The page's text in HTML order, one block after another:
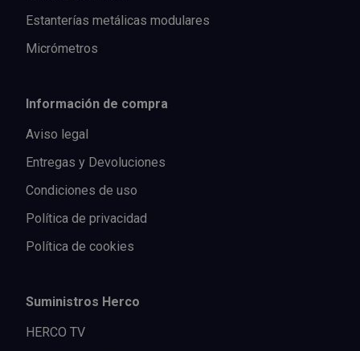
Estanterías metálicas modulares
Micrómetros
Información de compra
Aviso legal
Entregas y Devoluciones
Condiciones de uso
Política de privacidad
Política de cookies
Suministros Herco
HERCO TV